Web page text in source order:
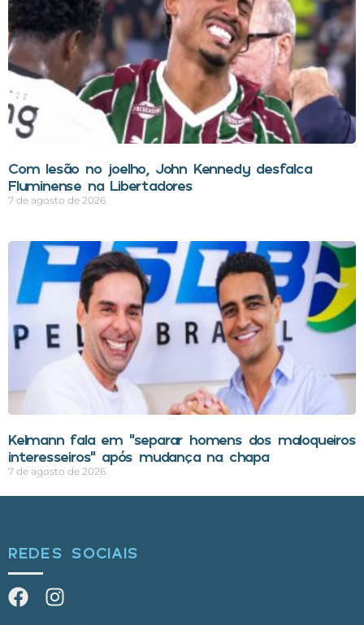
Com lesão no joelho, John Kennedy desfalca
Fluminense na Libertadores
7 de agosto de 2026
Kelmann fala em “separar homens dos maloqueiros
interesseiros” após mudança na chapa
7 de agosto de 2026
REDES SOCIAIS